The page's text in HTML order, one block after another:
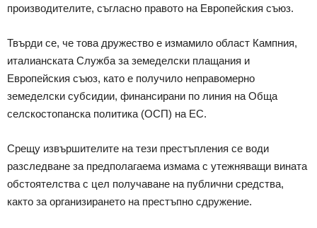
производителите, съгласно правото на Европейския съюз.
Твърди се, че това дружество е измамило област Кампния,
италианската Служба за земеделски плащания и
Европейския съюз, като е получило неправомерно
земеделски субсидии, финансирани по линия на Обща
селскостопанска политика (ОСП) на ЕС.
Срещу извършителите на тези престъпления се води
разследване за предполагаема измама с утежняващи вината
обстоятелства с цел получаване на публични средства,
както за организирането на престъпно сдружение.